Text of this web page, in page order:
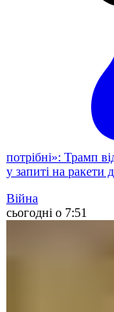
потрібні»: Трамп
у запиті на ракети
Війна
сьогодні о 7:51